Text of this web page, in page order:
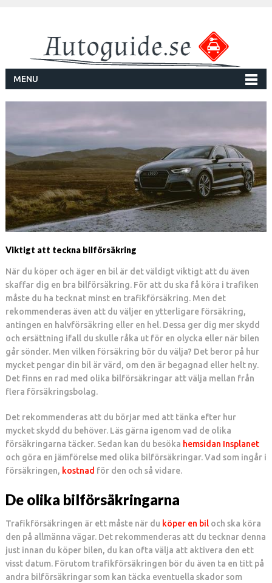
MENU
Viktigt att teckna bilförsäkring
När du köper och äger en bil är det väldigt viktigt att du även
skaffar dig en bra bilförsäkring. För att du ska få köra i trafiken
måste du ha tecknat minst en trafikförsäkring. Men det
rekommenderas även att du väljer en ytterligare försäkring,
antingen en halvförsäkring eller en hel. Dessa ger dig mer skydd
och ersättning ifall du skulle råka ut för en olycka eller när bilen
går sönder. Men vilken försäkring bör du välja? Det beror på hur
mycket pengar din bil är värd, om den är begagnad eller helt ny.
Det finns en rad med olika bilförsäkringar att välja mellan från
flera försäkringsbolag.
Det rekommenderas att du börjar med att tänka efter hur
mycket skydd du behöver. Läs gärna igenom vad de olika
försäkringarna täcker. Sedan kan du besöka hemsidan Insplanet
och göra en jämförelse med olika bilförsäkringar. Vad som ingår i
försäkringen, kostnad för den och så vidare.
De olika bilförsäkringarna
Trafikförsäkringen är ett måste när du köper en biloch ska köra
den på allmänna vägar. Det rekommenderas att du tecknar denna
just innan du köper bilen, du kan ofta välja att aktivera den ett
visst datum. Förutom trafikförsäkringen bör du även ta en titt på
andra bilförsäkringar som kan täcka eventuella skador som